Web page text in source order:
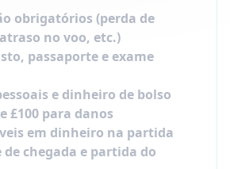
obrigatórios (perda de
no voo, etc.)
passaporte e exame
e dinheiro de bolso
£100 para danos
em dinheiro na partida
chegada e partida do